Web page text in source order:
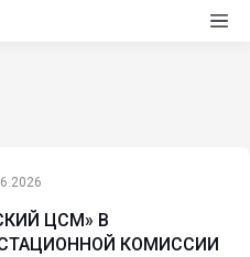
ЦСМ» В
КОМИССИИ